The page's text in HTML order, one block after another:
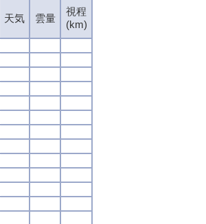
天気
雲量
視程
(km)